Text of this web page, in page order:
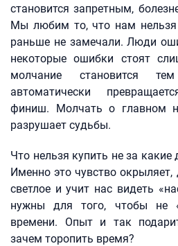
становится запретным,
Мы любим то, что нам нельзя
раньше не замечали. Люди
некоторые ошибки стоят
молчание становится
автоматически
финиш. Молчать о главном
разрушает судьбы.
Что нельзя купить не за какие
Именно это чувство окрыляет,
светлое и учит нас видеть
нужны для того, чтобы не
времени. Опыт и так
зачем торопить время?